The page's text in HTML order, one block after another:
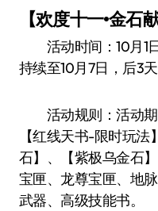
【欢度十一•金石献
活动时间：10月1日
持续至10月7日，后3
活动规则：活动期
【红线天书-限时玩
石】、【紫极乌金石
宝匣、龙尊宝匣、地
武器、高级技能书。